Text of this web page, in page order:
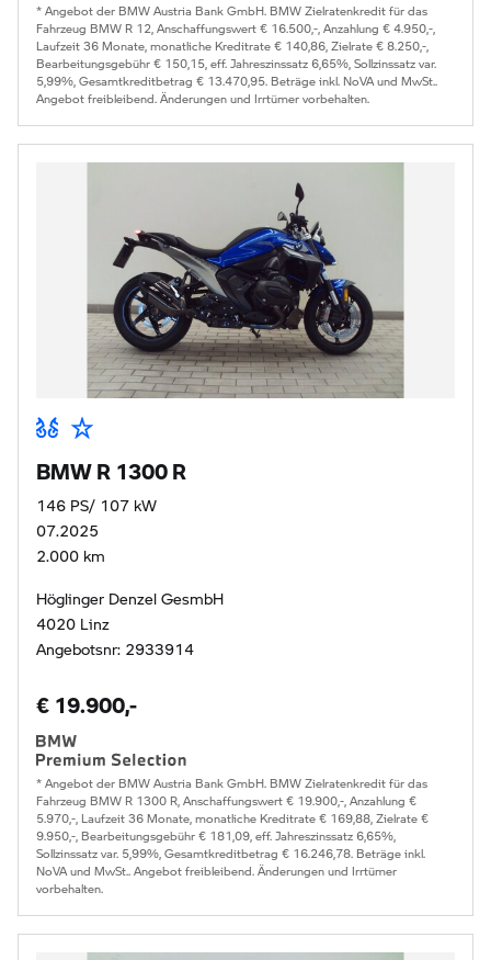
* Angebot der BMW Austria Bank GmbH. BMW Zielratenkredit für das
Fahrzeug BMW R 12, Anschaffungswert € 16.500,-, Anzahlung € 4.950,-,
Laufzeit 36 Monate, monatliche Kreditrate € 140,86, Zielrate € 8.250,-,
Bearbeitungsgebühr € 150,15, eff. Jahreszinssatz 6,65%, Sollzinssatz var.
5,99%, Gesamtkreditbetrag € 13.470,95. Beträge inkl. NoVA und MwSt..
Angebot freibleibend. Änderungen und Irrtümer vorbehalten.
BMW R 1300 R
146 PS/ 107 kW
07.2025
2.000 km
Höglinger Denzel GesmbH
4020 Linz
Angebotsnr: 2933914
€ 19.900,-
* Angebot der BMW Austria Bank GmbH. BMW Zielratenkredit für das
Fahrzeug BMW R 1300 R, Anschaffungswert € 19.900,-, Anzahlung €
5.970,-, Laufzeit 36 Monate, monatliche Kreditrate € 169,88, Zielrate €
9.950,-, Bearbeitungsgebühr € 181,09, eff. Jahreszinssatz 6,65%,
Sollzinssatz var. 5,99%, Gesamtkreditbetrag € 16.246,78. Beträge inkl.
NoVA und MwSt.. Angebot freibleibend. Änderungen und Irrtümer
vorbehalten.